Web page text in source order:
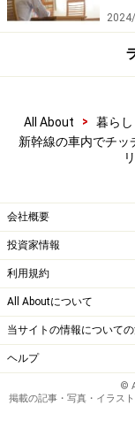
All About > 暮らし
新幹線の車内でチッ
会社概要
投資家情報
利用規約
All Aboutについて
当サイトの情報について
ヘルプ
©
掲載の記事・写真・イラス